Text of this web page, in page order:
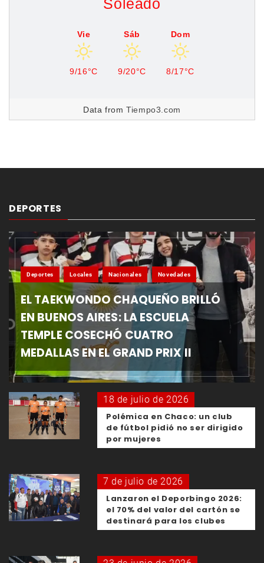
Soleado
Vie
9/16°C
Sáb
9/20°C
Dom
8/17°C
Data fromTiempo3.com
DEPORTES
Deportes Locales Nacionales Novedades
EL TAEKWONDO CHAQUEÑO BRILLÓ
EN BUENOS AIRES: LA ESCUELA
TEMPLE COSECHÓ CUATRO
MEDALLAS EN EL GRAND PRIX II
18 de julio de 2026
Polémica en Chaco: un club
de fútbol pidió no ser dirigido
por mujeres
7 de julio de 2026
Lanzaron el Deporbingo 2026:
el 70% del valor del cartón se
destinará para los clubes